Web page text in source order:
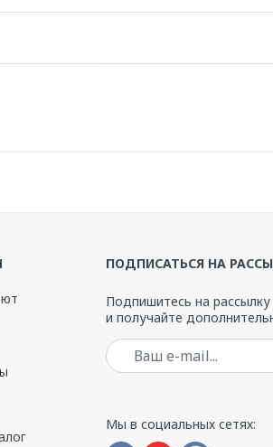
ПОДПИСАТЬСЯ НА
Подпишитесь на рассылку
и получайте
Ваш e-mail
Мы в социальных сетях: